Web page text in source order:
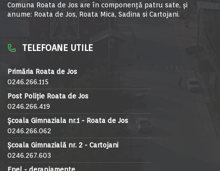
Comuna Roata de Jos are în componență patru sate, și
anume: Roata de Jos, Roata Mica, Sadina si Cartojani.
TELEFOANE UTILE
Primăria Roata de Jos
0246.266.115
Post Poliție Roata de Jos
0246.266.419
Școala Gimnaziala nr.1 - Roata de Jos
0246.266.062
Școala Gimnazială nr. 2 - Cartojani
0246.267.603
Enel - deranjamente